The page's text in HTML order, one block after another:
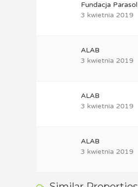
Fundacja Parasol
3 kwietnia 2019
ALAB
3 kwietnia 2019
ALAB
3 kwietnia 2019
ALAB
3 kwietnia 2019